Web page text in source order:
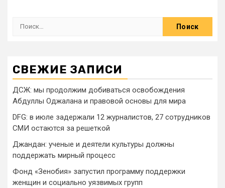
СВЕЖИЕ ЗАПИСИ
ДСЖ: мы продолжим добиваться освобождения
Абдуллы Оджалана и правовой основы для мира
DFG: в июле задержали 12 журналистов, 27 сотрудников
СМИ остаются за решеткой
Джандан: ученые и деятели культуры должны
поддержать мирный процесс
Фонд «Зенобия» запустил программу поддержки
женщин и социально уязвимых групп